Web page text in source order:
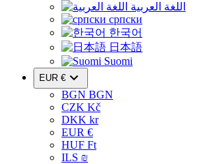
اللغة العربية
српски
한국어
日本語
Suomi
EUR € 
BGN BGN
CZK Kč
DKK kr
EUR €
HUF Ft
ILS ₪